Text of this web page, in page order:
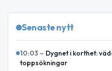
Senaste nytt
10:03 – Dygnet i korthet:
toppsökningar